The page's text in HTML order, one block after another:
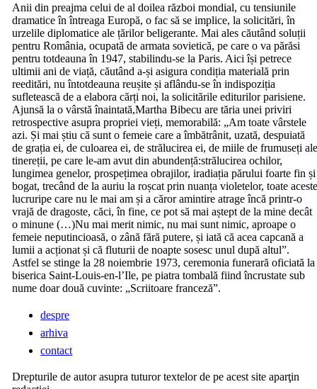
Anii din preajma celui de al doilea război mondial, cu tensiunile
dramatice în întreaga Europă, o fac să se implice, la solicitări, în
urzelile diplomatice ale țărilor beligerante. Mai ales căutând soluții
pentru România, ocupată de armata sovietică, pe care o va părăsi
pentru totdeauna în 1947, stabilindu-se la Paris. Aici își petrece
ultimii ani de viață, căutând a-și asigura condiția materială prin
reeditări, nu întotdeauna reușite și aflându-se în indispoziția
sufletească de a elabora cărți noi, la solicitările editurilor parisiene.
Ajunsă la o vârstă înaintată,Martha Bibecu are tăria unei priviri
retrospective asupra propriei vieți, memorabilă: „Am toate vârstele
azi. Și mai știu că sunt o femeie care a îmbătrânit, uzată, despuiată
de grația ei, de culoarea ei, de strălucirea ei, de miile de frumuseți
tinereții, pe care le-am avut din abundență:strălucirea ochilor,
lungimea genelor, prospețimea obrajilor, iradiația părului foarte fin și
bogat, trecând de la auriu la roșcat prin nuanța violetelor, toate
lucruripe care nu le mai am și a căror amintire atrage încă printr-o
vrajă de dragoste, căci, în fine, ce pot să mai aștept de la mine decât
o minune (…)Nu mai merit nimic, nu mai sunt nimic, aproape o
femeie neputincioasă, o zână fără putere, și iată că acea capcană a
lumii a acționat și că fluturii de noapte sosesc unul după altul”.
Astfel se stinge la 28 noiembrie 1973, ceremonia funerară oficiată la
biserica Saint-Louis-en-l’Ile, pe piatra tombală fiind încrustate sub
nume doar două cuvinte: „Scriitoare franceză”.
despre
arhiva
contact
Drepturile de autor asupra tuturor textelor de pe acest site aparţin